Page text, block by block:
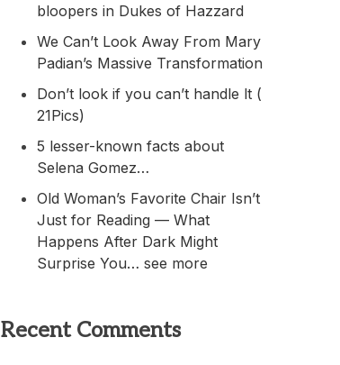
bloopers in Dukes of Hazzard
We Can’t Look Away From Mary
Padian’s Massive Transformation
Don’t look if you can’t handle lt (
21Pics)
5 lesser-known facts about
Selena Gomez…
Old Woman’s Favorite Chair Isn’t
Just for Reading — What
Happens After Dark Might
Surprise You… see more
Recent Comments